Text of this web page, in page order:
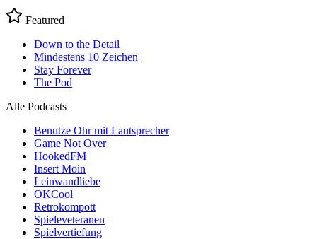
Featured
Down to the Detail
Mindestens 10 Zeichen
Stay Forever
The Pod
Alle Podcasts
Benutze Ohr mit Lautsprecher
Game Not Over
HookedFM
Insert Moin
Leinwandliebe
OKCool
Retrokompott
Spieleveteranen
Spielvertiefung